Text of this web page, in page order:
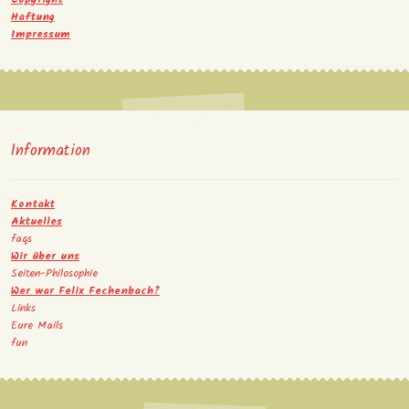
Haftung
Impressum
Information
Kontakt
Aktuelles
faqs
Wir über uns
Seiten-Philosophie
Wer war Felix Fechenbach?
Links
Eure Mails
fun